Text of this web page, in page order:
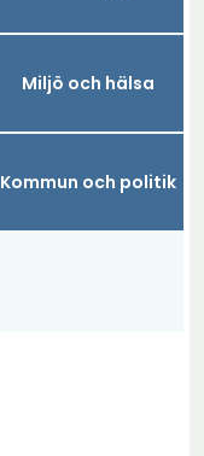
Miljö och hälsa
Kommun och politik